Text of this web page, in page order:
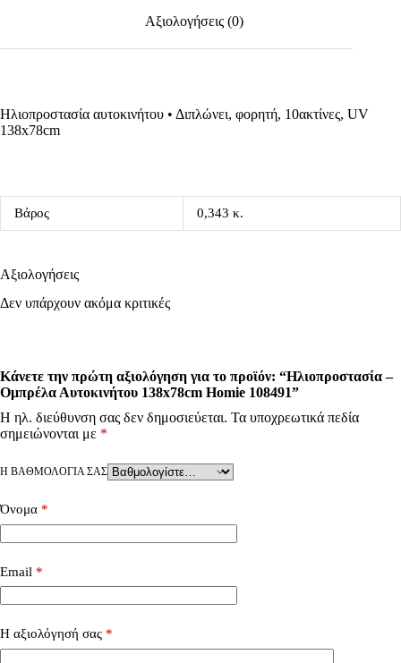
Αξιολογήσεις (0)
Ηλιοπροστασία αυτοκινήτου • Διπλώνει, φορητή, 10ακτίνες, UV
138x78cm
Βάρος 0,343 κ.
Αξιολογήσεις
Δεν υπάρχουν ακόμα κριτικές
Κάνετε την πρώτη αξιολόγηση για το προϊόν: “Ηλιοπροστασία –
Ομπρέλα Αυτοκινήτου 138x78cm Homie 108491”
Η ηλ. διεύθυνση σας δεν δημοσιεύεται. Τα υποχρεωτικά πεδία
σημειώνονται με *
Η ΒΑΘΜΟΛΟΓΊΑ ΣΑΣ
Όνομα *
Email *
Η αξιολόγησή σας *